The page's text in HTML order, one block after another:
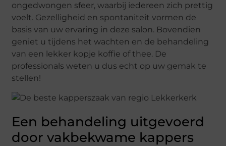
ongedwongen sfeer, waarbij iedereen zich prettig
voelt. Gezelligheid en spontaniteit vormen de
basis van uw ervaring in deze salon. Bovendien
geniet u tijdens het wachten en de behandeling
van een lekker kopje koffie of thee. De
professionals weten u dus echt op uw gemak te
stellen!
Een behandeling uitgevoerd
door vakbekwame kappers